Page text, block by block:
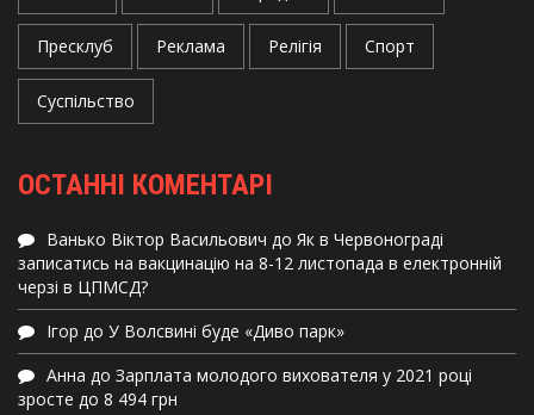
Пресклуб Реклама Релігія Спорт
Суспільство
ОСТАННІ КОМЕНТАРІ
Ванько Віктор Васильович до Як в Червонограді
записатись на вакцинацію на 8-12 листопада в електронній
черзі в ЦПМСД?
Ігор до У Волсвині буде «Диво парк»
Анна до Зарплата молодого вихователя у 2021 році
зросте до 8 494 грн